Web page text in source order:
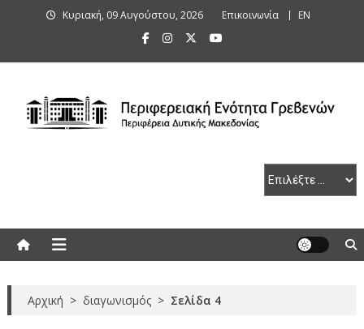
Κυριακή, 09 Αυγούστου, 2026 Επικοινωνία ΕΝ
Αρχική > διαγωνισμός > Σελίδα 4